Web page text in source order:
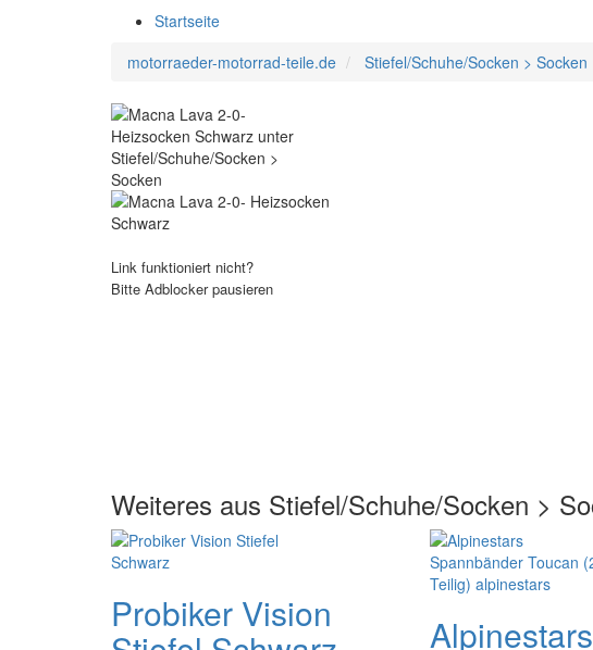
Startseite
motorraeder-motorrad-teile.de
Stiefel/Schuhe/Socken > Socken
Link funktioniert nicht?
Bitte Adblocker pausieren
Weiteres aus Stiefel/Schuhe/Socken >
Probiker Vision Alpinestars